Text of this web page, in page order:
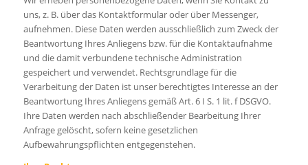
uns, z. B. über das Kontaktformular oder über Messenger,
aufnehmen. Diese Daten werden ausschließlich zum Zweck der
Beantwortung Ihres Anliegens bzw. für die Kontaktaufnahme
und die damit verbundene technische Administration
gespeichert und verwendet. Rechtsgrundlage für die
Verarbeitung der Daten ist unser berechtigtes Interesse an der
Beantwortung Ihres Anliegens gemäß Art. 6 I S. 1 lit. f DSGVO.
Ihre Daten werden nach abschließender Bearbeitung Ihrer
Anfrage gelöscht, sofern keine gesetzlichen
Aufbewahrungspflichten entgegenstehen.